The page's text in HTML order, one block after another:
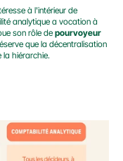
à l'intérieur de
analytique a vocation à
son rôle de pourvoyeur
que la décentralisation
hiérarchie.